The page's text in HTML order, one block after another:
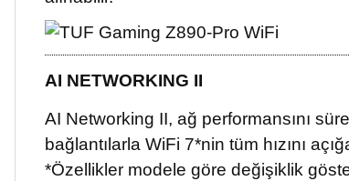
AI NETWORKING II
AI Networking II, ağ performansını
bağlantılarla WiFi 7*nin tüm hızını
*Özellikler modele göre değişiklik